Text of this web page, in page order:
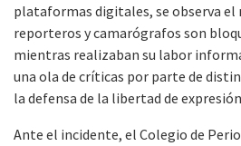
plataformas digitales, se observa el
reporteros y camarógrafos son
mientras realizaban su labor
una ola de críticas por parte de
la defensa de la libertad de
Ante el incidente, el Colegio de